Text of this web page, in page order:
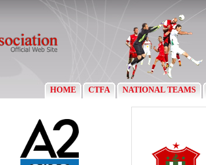
HOME CTFA NATIONAL TEAMS